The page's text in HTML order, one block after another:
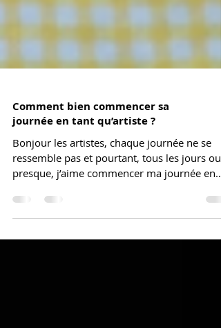
Comment bien commencer sa
journée en tant qu’artiste ?
Bonjour les artistes, chaque journée ne se
ressemble pas et pourtant, tous les jours ou
presque, j’aime commencer ma journée en